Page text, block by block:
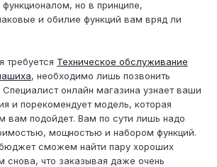
но в принципе,
и обилие функций вам вряд ли
требуется Техническое обслуживание
, необходимо лишь позвонить
онлайн магазина узнает ваши
и порекомендует модель, которая
вам подойдет. Вам по сути лишь надо
мощностью и набором функций.
сможем найти пару хороших
снова, что заказывая даже очень